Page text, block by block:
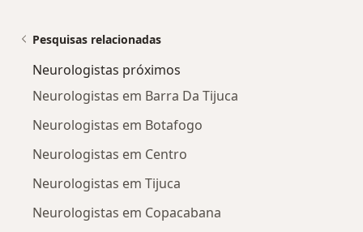
Pesquisas relacionadas
Neurologistas próximos
Neurologistas em Barra Da Tijuca
Neurologistas em Botafogo
Neurologistas em Centro
Neurologistas em Tijuca
Neurologistas em Copacabana